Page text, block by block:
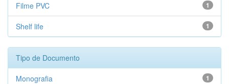
1
Filme PVC
1
Shelf life
Tipo de Documento
1
Monografia